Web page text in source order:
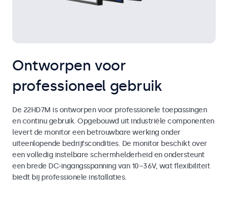
Ontworpen voor
professioneel gebruik
De 22HD7M is ontworpen voor professionele toepassingen
en continu gebruik. Opgebouwd uit industriële componenten
levert de monitor een betrouwbare werking onder
uiteenlopende bedrijfscondities. De monitor beschikt over
een volledig instelbare schermhelderheid en ondersteunt
een brede DC-ingangsspanning van 10–36V, wat flexibiliteit
biedt bij professionele installaties.